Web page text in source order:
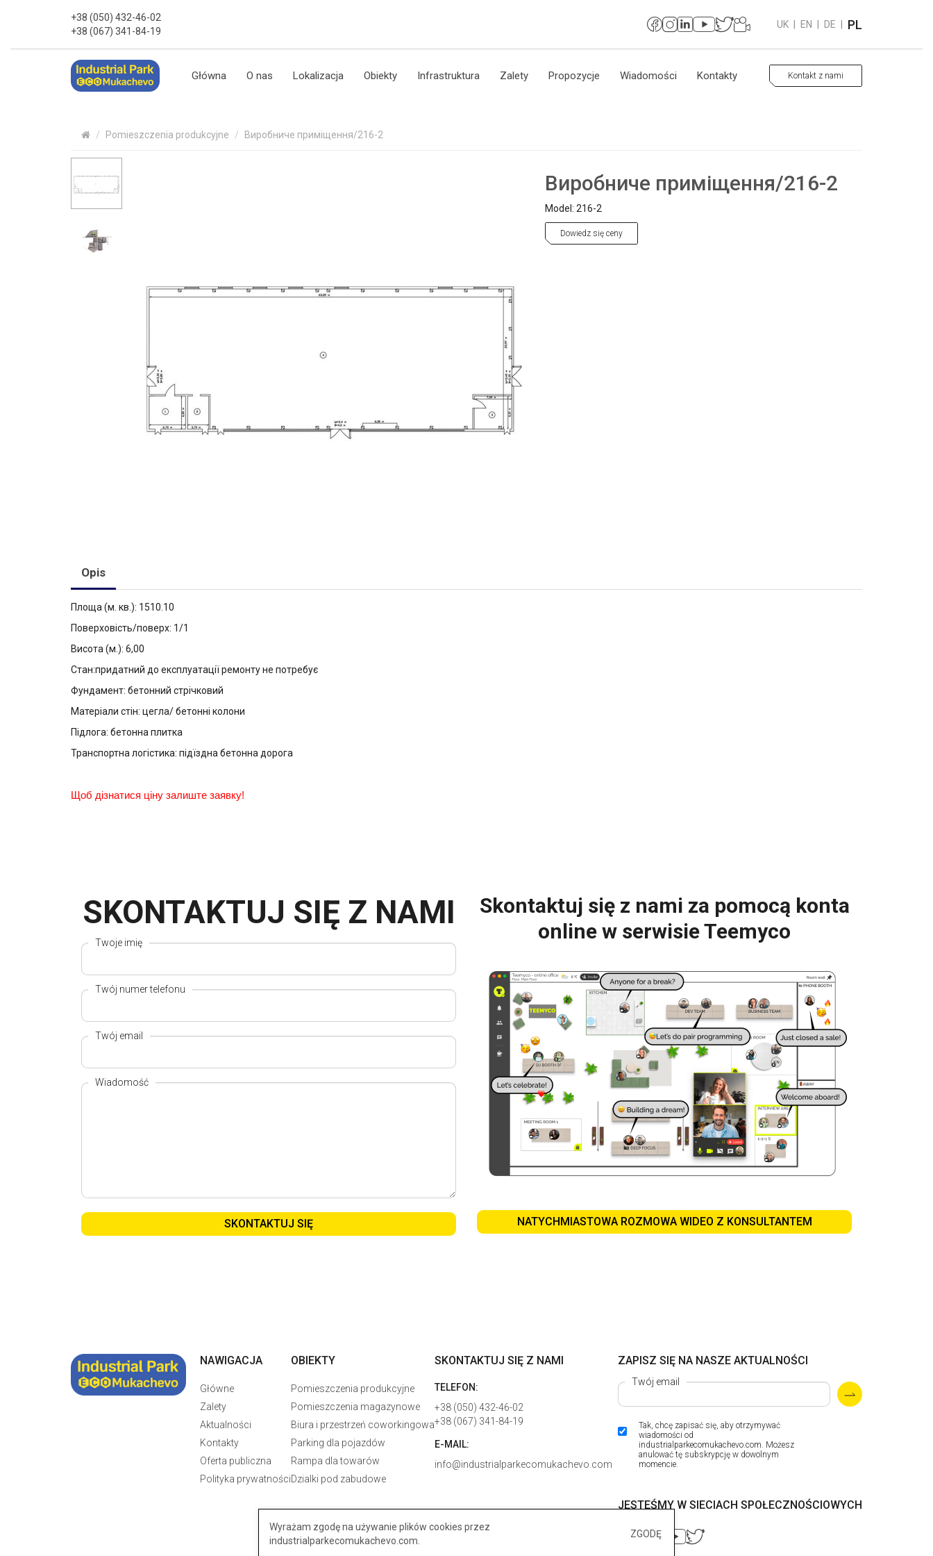
+38 (050) 432-46-02
+38 (067) 341-84-19
UK EN DE PL
Główna O nas Lokalizacja Obiekty Infrastruktura Zalety Propozycje Wiadomości Kontakty Kontakt z nami
Pomieszczenia produkcyjne Виробниче приміщення/216-2
Виробниче приміщення/216-2
Model: 216-2
Dowiedz się ceny
Opis
Площа (м. кв.): 1510.10
Поверховість/поверх: 1/1
Висота (м.): 6,00
Стан:придатний до експлуатації ремонту не потребує
Фундамент: бетонний стрічковий
Матеріали стін: цегла/ бетонні колони
Підлога: бетонна плитка
Транспортна логістика: підїздна бетонна дорога
Щоб дізнатися ціну залиште заявку!
SKONTAKTUJ SIĘ Z NAMI
Twoje imię
Twój numer telefonu
Twój email
Wiadomość
SKONTAKTUJ SIĘ
Skontaktuj się z nami za pomocą konta
online w serwisie Teemyco
NATYCHMIASTOWA ROZMOWA WIDEO Z KONSULTANTEM
NAWIGACJA
Główne
Zalety
Aktualności
Kontakty
Oferta publiczna
Polityka prywatności
OBIEKTY
Pomieszczenia produkcyjne
Pomieszczenia magazynowe
Biura i przestrzeń coworkingowa
Parking dla pojazdów
Rampa dla towarów
Dzialki pod zabudowe
SKONTAKTUJ SIĘ Z NAMI
TELEFON:
+38 (050) 432-46-02
+38 (067) 341-84-19
E-MAIL:
info@industrialparkecomukachevo.com
ZAPISZ SIĘ NA NASZE AKTUALNOŚCI
Twój email
Tak, chcę zapisać się, aby otrzymywać
wiadomości od
industrialparkecomukachevo.com. Możesz
anulować tę subskrypcję w dowolnym
momencie.
JESTEŚMY W SIECIACH SPOŁECZNOŚCIOWYCH
Wyrażam zgodę na używanie plików cookies przez
industrialparkecomukachevo.com.
ZGODĘ